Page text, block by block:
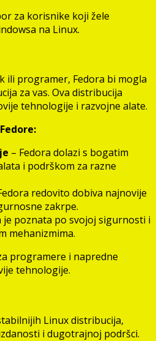
za korisnike koji žele
na Linux.
ili programer, Fedora bi mogla
za vas. Ova distribucija
tehnologije i razvojne alate.
– Fedora dolazi s bogatim
i podrškom za razne
redovito dobiva najnovije
zakrpe.
je poznata po svojoj sigurnosti i
mehanizmima.
programere i napredne
tehnologije.
Linux distribucija,
i dugotrajnoj podršci.